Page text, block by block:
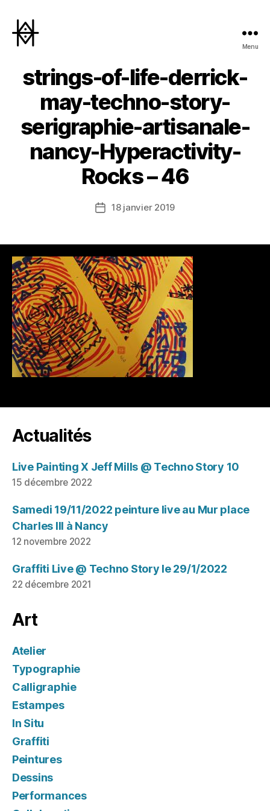
Menu
strings-of-life-derrick-
may-techno-story-
serigraphie-artisanale-
nancy-Hyperactivity-
Rocks – 46
Date18 janvier 2019
Actualités
Live Painting X Jeff Mills @ Techno Story 10
15 décembre 2022
Samedi 19/11/2022 peinture live au Mur place
Charles III à Nancy
12 novembre 2022
Graffiti Live @ Techno Story le 29/1/2022
22 décembre 2021
Art
Atelier
Typographie
Calligraphie
Estampes
In Situ
Graffiti
Peintures
Dessins
Performances